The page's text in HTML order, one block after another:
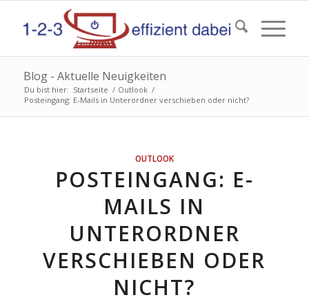
Blog - Aktuelle Neuigkeiten
Du bist hier: Startseite / Outlook /
Posteingang: E-Mails in Unterordner verschieben oder nicht?
OUTLOOK
POSTEINGANG: E-
MAILS IN
UNTERORDNER
VERSCHIEBEN ODER
NICHT?